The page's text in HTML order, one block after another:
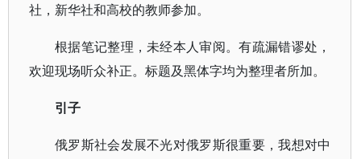
社，新华社和高校的教师参加。
根据笔记整理，未经本人审阅。有疏漏错谬处，
欢迎现场听众补正。标题及黑体字均为整理者所加。
引子
俄罗斯社会发展不光对俄罗斯很重要，我想对中